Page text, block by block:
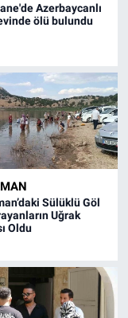
Azerbaycanlı
ölü bulundu
Sülüklü Göl
Uğrak
Oldu